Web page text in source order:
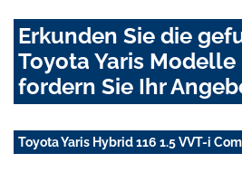
Erkunden Sie die
Toyota Yaris
fordern Sie Ihr
Toyota Yaris Hybrid 116 1.5 VVT-i